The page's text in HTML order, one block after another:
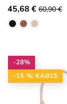
45,68 € 60,90 €
-28%
-15 %: KAB15